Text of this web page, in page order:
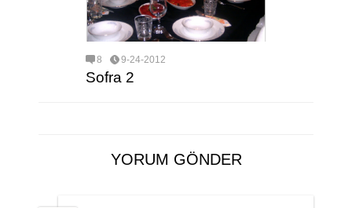
8 9-24-2012
Sofra 2
YORUM GÖNDER